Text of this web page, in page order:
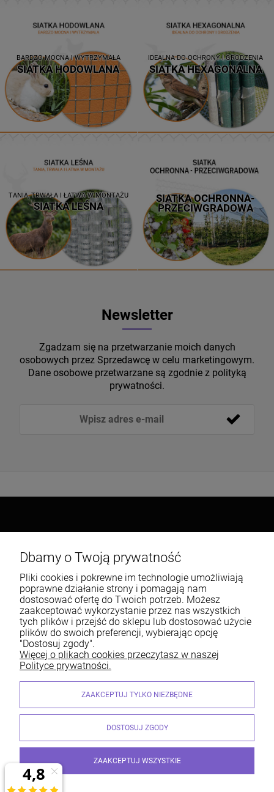
BARDZO MOCNA I WYTRZYMAŁA
SIATKA HODOWLANA
IDEALNA DO OCHRONY I GRODZENIA
SIATKA HEXAGONALNA
TANIA, TRWAŁA I ŁATWA W MONTAŻU
SIATKA LEŚNA
SIATKA OCHRONNA-
PRZECIWGRADOWA
Newsletter
Zgadzam się na przetwarzanie moich danych
osobowych przez Sprzedawcę w celu marketingowym.
Dane osobowe przetwarzane są zgodnie z polityką
prywatności.
Warunki zakupów
Moje konto
Informacje o sklepie
sklep@centrumgrodzenia.pl Tel.: 185474126 | NIP: 7340002125 REGON:
490217228
© 2026 centrumgrodzenia.pl. Wszelkie prawa zastrzeżone.
Dbamy o Twoją prywatność
Pliki cookies i pokrewne im technologie umożliwiają
poprawne działanie strony i pomagają nam
dostosować ofertę do Twoich potrzeb. Możesz
zaakceptować wykorzystanie przez nas wszystkich
tych plików i przejść do sklepu lub dostosować użycie
plików do swoich preferencji, wybierając opcję
"Dostosuj zgody".
Więcej o plikach cookies przeczytasz w naszej
Polityce prywatności.
ZAAKCEPTUJ TYLKO NIEZBĘDNE
DOSTOSUJ ZGODY
ZAAKCEPTUJ WSZYSTKIE